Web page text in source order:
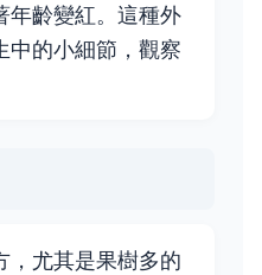
年齡變紅。這種外
中的小細節，觀察
，尤其是果樹多的